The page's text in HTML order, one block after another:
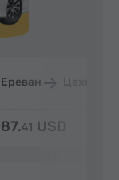
Ереван
87.41 USD